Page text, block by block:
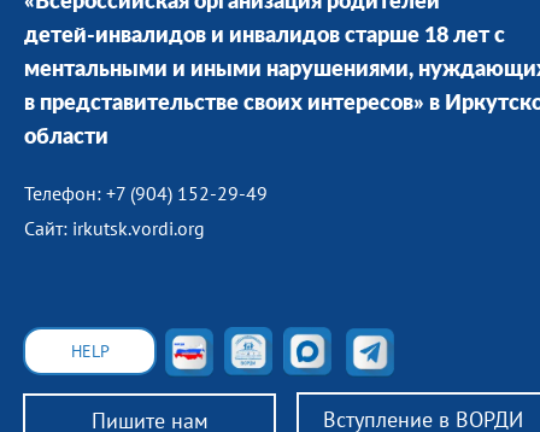
детей-инвалидов и инвалидов старше 18 лет с
ментальными и иными нарушениями,
в представительстве своих интересов» в
области
Телефон: +7 (904) 152-29-49
Сайт: irkutsk.vordi.org
Пишите нам Вступление в ВОРДИ
HELP